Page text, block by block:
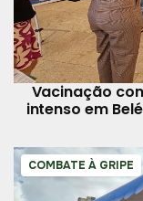
Vacinação
intenso em
COMBATE À GRIPE